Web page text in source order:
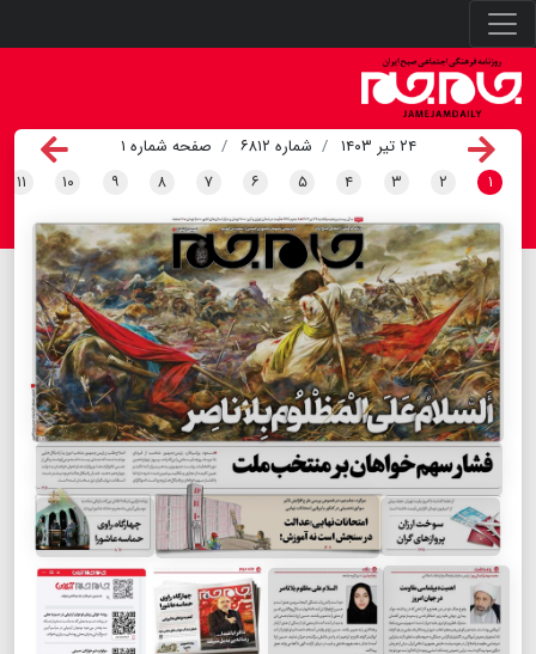
۲۴ تیر ۱۴۰۳ شماره ۶۸۱۲
صفحه شماره ۱
۱
۲ ۳ ۴ ۵ ۶ ۷ ۸ ۹ ۱۰ ۱۱